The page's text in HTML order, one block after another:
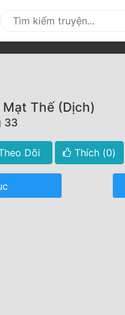
Thế (Dịch)
33
Dõi Thích (0)